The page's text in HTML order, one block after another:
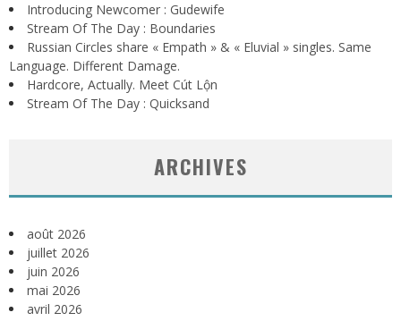
Introducing Newcomer : Gudewife
Stream Of The Day : Boundaries
Russian Circles share « Empath » & « Eluvial » singles. Same
Language. Different Damage.
Hardcore, Actually. Meet Cút Lộn
Stream Of The Day : Quicksand
ARCHIVES
août 2026
juillet 2026
juin 2026
mai 2026
avril 2026